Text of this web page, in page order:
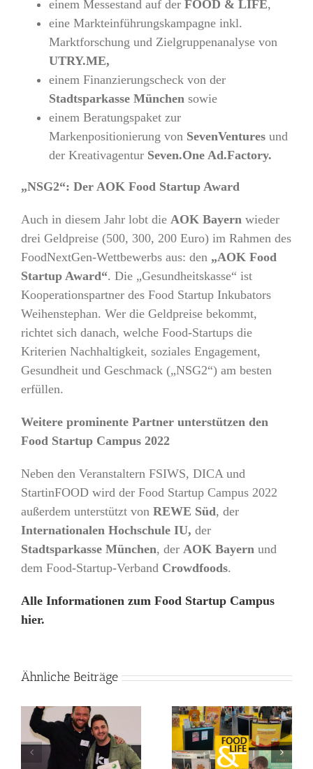
einem Messestand auf der FOOD & LIFE,
eine Markteinführungskampagne inkl.
Marktforschung und Zielgruppenanalyse von
UTRY.ME,
einem Finanzierungscheck von der
Stadtsparkasse München sowie
einem Beratungspaket zur
Markenpositionierung von SevenVentures und
der Kreativagentur Seven.One Ad.Factory.
„NSG2“: Der AOK Food Startup Award
Auch in diesem Jahr lobt die AOK Bayern wieder
drei Geldpreise (500, 300, 200 Euro) im Rahmen des
FoodNextGen-Wettbewerbs aus: den „AOK Food
Startup Award“. Die „Gesundheitskasse“ ist
Kooperationspartner des Food Startup Inkubators
Weihenstephan. Wer die Geldpreise bekommt,
richtet sich danach, welche Food-Startups die
Kriterien Nachhaltigkeit, soziales Engagement,
Gesundheit und Geschmack („NSG2“) am besten
erfüllen.
Weitere prominente Partner unterstützen den
Food Startup Campus 2022
Neben den Veranstaltern FSIWS, DICA und
StartinFOOD wird der Food Startup Campus 2022
außerdem unterstützt von REWE Süd, der
Internationalen Hochschule IU, der
Stadtsparkasse München, der AOK Bayern und
dem Food-Startup-Verband Crowdfoods.
Alle Informationen zum Food Startup Campus
hier.
Ähnliche Beiträge